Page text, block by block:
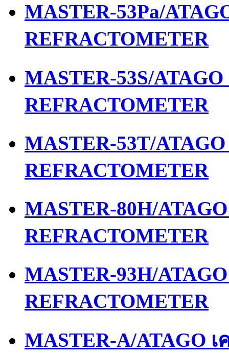
MASTER-53Pa/
REFRACTOMETER
MASTER-53S/
REFRACTOMETER
MASTER-53T/
REFRACTOMETER
MASTER-80H/
REFRACTOMETER
MASTER-93H/
REFRACTOMETER
MASTER-A/ATAGO